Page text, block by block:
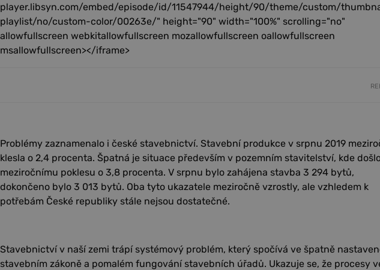
player.libsyn.com/embed/episode/id/11547944/height/90/theme/custom/
playlist/no/custom-color/00263e/" height="90" width="100%" scrolling="no"
allowfullscreen webkitallowfullscreen mozallowfullscreen oallowfullscreen
msallowfullscreen></iframe>
Problémy zaznamenalo i české stavebnictví. Stavební produkce v srpnu 2019
klesla o 2,4 procenta. Špatná je situace především v pozemním stavitelství, kde
meziročnímu poklesu o 3,8 procenta. V srpnu bylo zahájena stavba 3 294 bytů,
dokončeno bylo 3 013 bytů. Oba tyto ukazatele meziročně vzrostly, ale vzhledem k
potřebám České republiky stále nejsou dostatečné.
Stavebnictví v naší zemi trápí systémový problém, který spočívá ve špatně
stavebním zákoně a pomalém fungování stavebních úřadů. Ukazuje se, že procesy